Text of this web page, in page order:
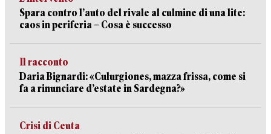
Spara contro l’auto del rivale al culmine di una lite:
caos in periferia – Cosa è successo
Il racconto
Daria Bignardi: «Culurgiones, mazza frissa, come si
fa a rinunciare d’estate in Sardegna?»
Crisi di Ceuta